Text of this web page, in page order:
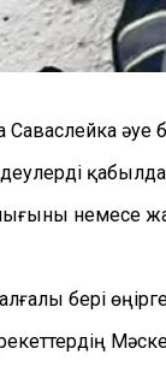
әуе
немесе
бері